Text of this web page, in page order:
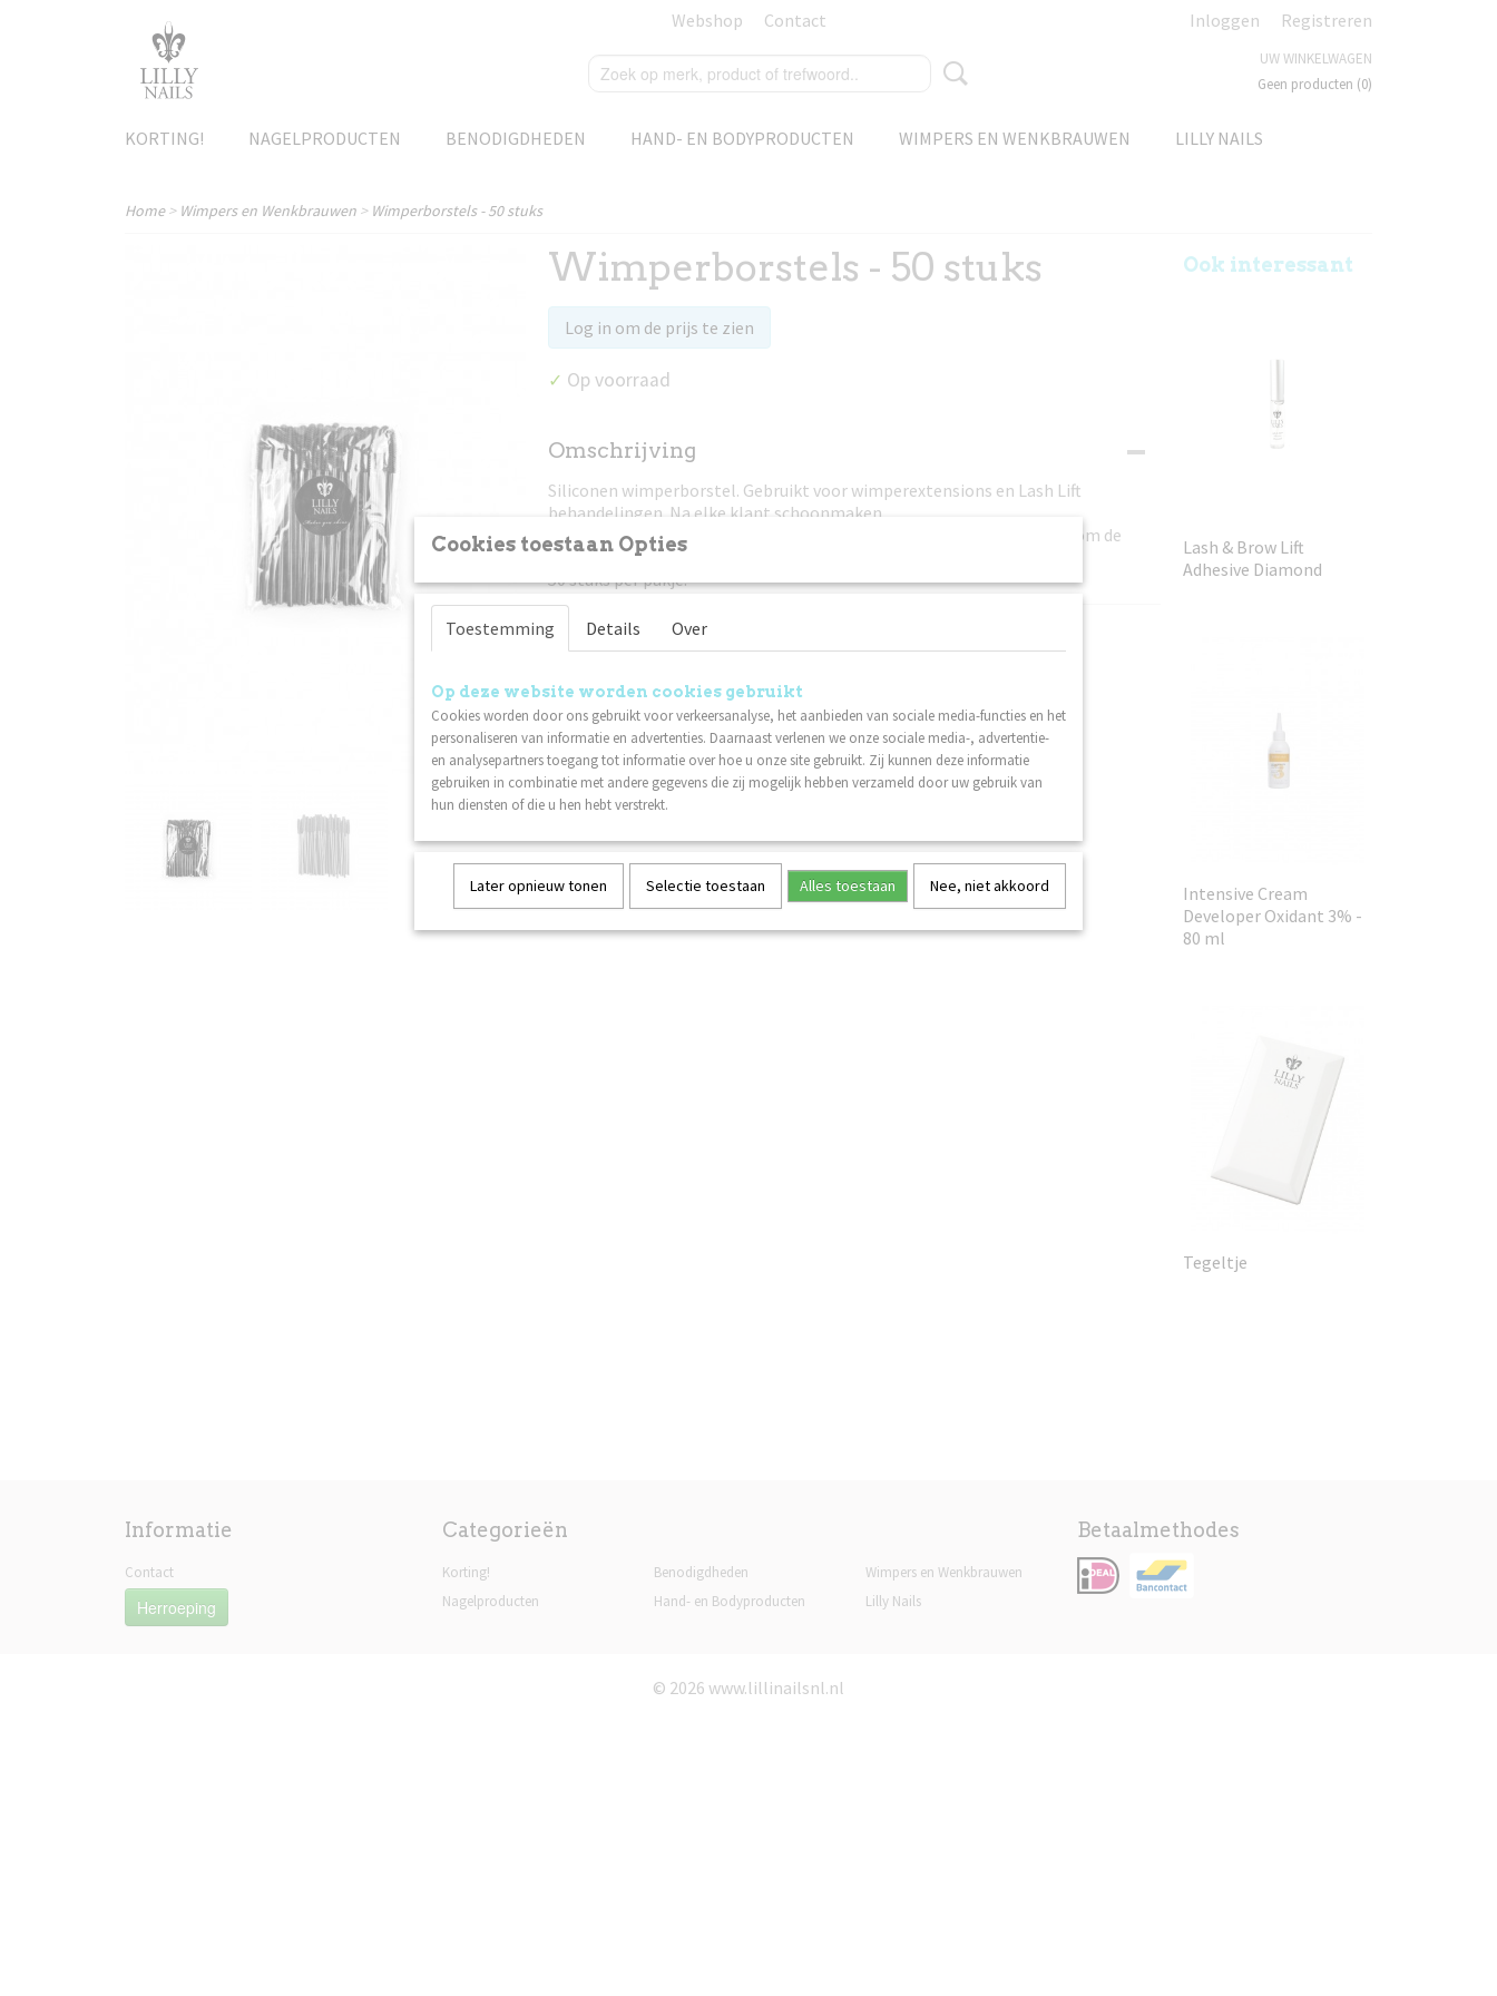
Webshop Contact Inloggen Registreren
UW WINKELWAGEN
Geen producten (0)
KORTING! NAGELPRODUCTEN BENODIGDHEDEN HAND- EN BODYPRODUCTEN WIMPERS EN WENKBRAUWEN LILLY NAILS
Home> Wimpers en Wenkbrauwen > Wimperborstels - 50 stuks
Wimperborstels - 50 stuks
Log in om de prijs te zien
✓ Op voorraad
Omschrijving
Siliconen wimperborstel. Gebruikt voor wimperextensions en Lash Lift
behandelingen. Na elke klant schoonmaken.
Tip! Uitstekend geschikt voor upselling in uw salon. Adviseer de klant om de
wimpers dagelijks te onderhouden.
50 stuks per pakje.
Ook interessant
Lash & Brow Lift
Adhesive Diamond
Intensive Cream
Developer Oxidant 3% -
80 ml
Tegeltje
Informatie
Contact
Herroeping
Categorieën
Korting!
Nagelproducten
Benodigdheden
Hand- en Bodyproducten
Wimpers en Wenkbrauwen
Lilly Nails
Betaalmethodes
© 2026 www.lillinailsnl.nl
Cookies toestaan Opties
Toestemming Details Over
Op deze website worden cookies gebruikt
Cookies worden door ons gebruikt voor verkeersanalyse, het aanbieden van sociale media-functies en het
personaliseren van informatie en advertenties. Daarnaast verlenen we onze sociale media-, advertentie-
en analysepartners toegang tot informatie over hoe u onze site gebruikt. Zij kunnen deze informatie
gebruiken in combinatie met andere gegevens die zij mogelijk hebben verzameld door uw gebruik van
hun diensten of die u hen hebt verstrekt.
Later opnieuw tonen Selectie toestaan Alles toestaan Nee, niet akkoord